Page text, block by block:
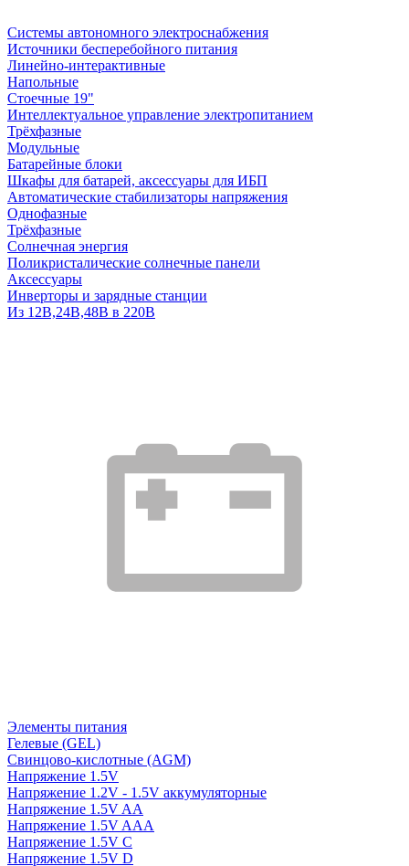
Системы автономного электроснабжения
Источники бесперебойного питания
Линейно-интерактивные
Напольные
Стоечные 19"
Интеллектуальное управление электропитанием
Трёхфазные
Модульные
Батарейные блоки
Шкафы для батарей, аксессуары для ИБП
Автоматические стабилизаторы напряжения
Однофазные
Трёхфазные
Солнечная энергия
Поликристалические солнечные панели
Аксессуары
Инверторы и зарядные станции
Из 12В,24В,48В в 220В
Элементы питания
Гелевые (GEL)
Свинцово-кислотные (AGM)
Напряжение 1.5V
Напряжение 1.2V - 1.5V аккумуляторные
Напряжение 1.5V AA
Напряжение 1.5V AAA
Напряжение 1.5V C
Напряжение 1.5V D